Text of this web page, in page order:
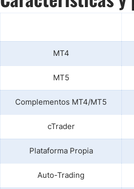
Bolivia
Nvidia (NVDA)
MT4
MT5
Complementos MT4/MT5
cTrader
Plataforma Propia
Auto-Trading